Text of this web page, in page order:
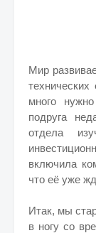
Мир
много
подруга
отдела
включила
что её уже
Итак, мы
в ногу со